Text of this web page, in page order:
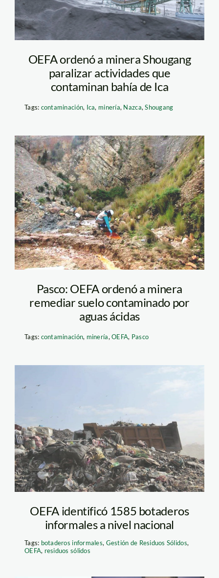
OEFA ordenó a minera Shougang
paralizar actividades que
contaminan bahía de Ica
Tags: contaminación, Ica, minería, Nazca,Shougang
contaminacion-pasco
—oefa
Pasco: OEFA ordenó a minera
remediar suelo contaminado por
aguas ácidas
Tags: contaminación, minería,OEFA, Pasco
botaderos ilegales
OEFA identificó 1585 botaderos
informales a nivel nacional
Tags: botaderos informales, Gestión de Residuos Sólidos,
OEFA, residuos sólidos